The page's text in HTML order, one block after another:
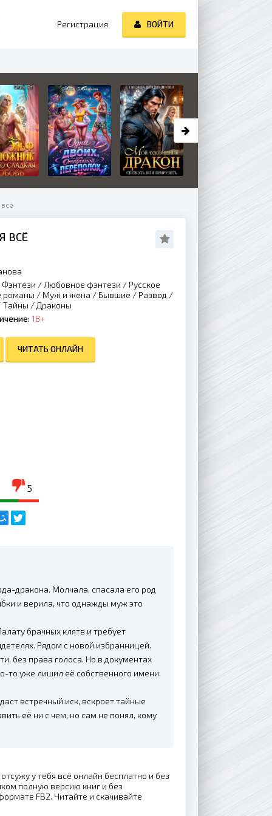
ВСЁ
Фэнтези / Любовное фэнтези / Русское
романы / Муж и жена / Бывшие / Развод /
Тайны / Драконы
18+
ЧИТАТЬ ОНЛАЙН
5
дракона. Молчала, спасала его род
и верила, что однажды муж это
брачных клятв и требует
Рядом с новой избранницей.
без права голоса. Но в документах
то уже лишил её собственного имени.
встречный иск, вскроет тайные
её ни с чем, но сам не понял, кому
у тебя всё онлайн бесплатно и без
полную версию книг и без
FB2. Читайте и скачивайте
Регистрация ВОЙТИ